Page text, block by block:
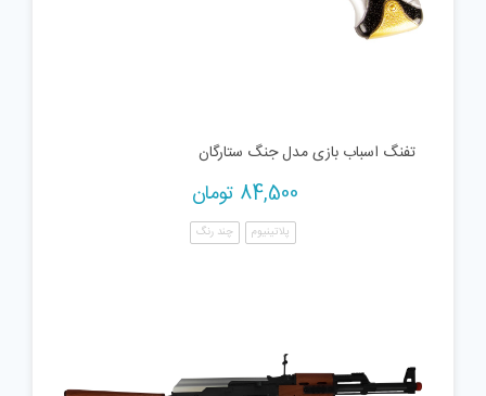
تفنگ اسباب بازی مدل جنگ ستارگان
84,500 تومان
پلاتینیوم چند رنگ